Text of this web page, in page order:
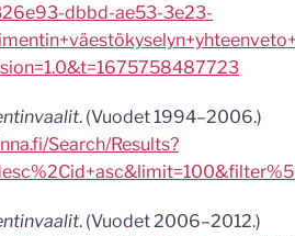
dbbd-ae53-3e23-
. (Vuodet 1994–2006.)
Search/Results?
. (Vuodet 2006–2012.)